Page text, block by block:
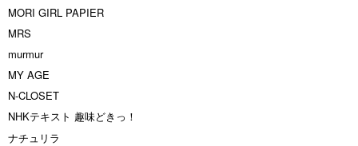
MORI GIRL PAPIER
MRS
murmur
MY AGE
N-CLOSET
NHKテキスト 趣味どきっ！
ナチュリラ